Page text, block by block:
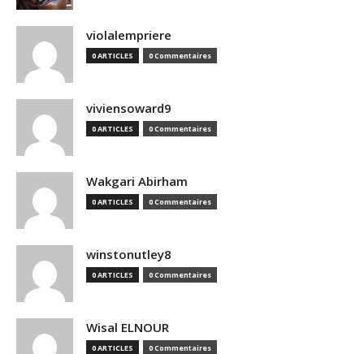
violalempriere
0 ARTICLES 0 Commentaires
viviensoward9
0 ARTICLES 0 Commentaires
Wakgari Abirham
0 ARTICLES 0 Commentaires
winstonutley8
0 ARTICLES 0 Commentaires
Wisal ELNOUR
0 ARTICLES 0 Commentaires